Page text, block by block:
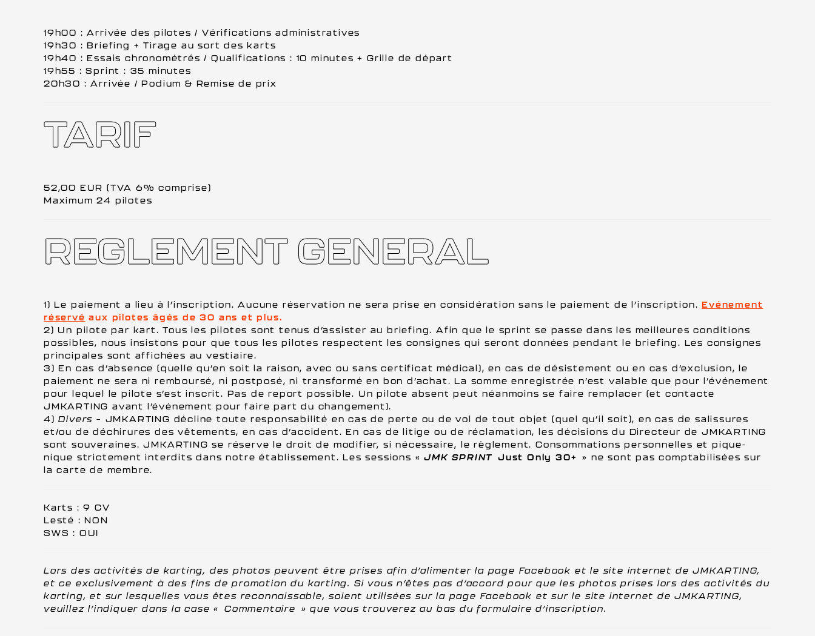
19h00 : Arrivée des pilotes / Vérifications administratives
19h30 : Briefing + Tirage au sort des karts
19h40 : Essais chronométrés / Qualifications : 10 minutes + Grille de départ
19h55 : Sprint : 35 minutes
20h30 : Arrivée / Podium & Remise de prix
TARIF
52,00 EUR (TVA 6% comprise)
Maximum 24 pilotes
REGLEMENT GENERAL
1) Le paiement a lieu à l’inscription. Aucune réservation ne sera prise en considération sans le paiement de l’inscription.Evénement
réservé aux pilotes âgés de 30 ans et plus.
2) Un pilote par kart. Tous les pilotes sont tenus d’assister au briefing. Afin que le sprint se passe dans les meilleures conditions
possibles, nous insistons pour que tous les pilotes respectent les consignes qui seront données pendant le briefing. Les consignes
principales sont affichées au vestiaire.
3) En cas d’absence (quelle qu’en soit la raison, avec ou sans certificat médical), en cas de désistement ou en cas d’exclusion, le
paiement ne sera ni remboursé, ni postposé, ni transformé en bon d’achat. La somme enregistrée n’est valable que pour l’événement
pour lequel le pilote s’est inscrit. Pas de report possible. Un pilote absent peut néanmoins se faire remplacer (et contacte
JMKARTING avant l’événement pour faire part du changement).
4)Divers – JMKARTING décline toute responsabilité en cas de perte ou de vol de tout objet (quel qu’il soit), en cas de salissures
et/ou de déchirures des vêtements, en cas d’accident. En cas de litige ou de réclamation, les décisions du Directeur de JMKARTING
sont souveraines. JMKARTING se réserve le droit de modifier, si nécessaire, le règlement. Consommations personnelles et pique-
nique strictement interdits dans notre établissement. Les sessions «JMK SPRINT Just Only 30+
» ne sont pas comptabilisées sur
la carte de membre.
Karts : 9 CV
Lesté : NON
SWS : OUI
Lors des activités de karting, des photos peuvent être prises afin d’alimenter la page Facebook et le site internet de JMKARTING,
et ce exclusivement à des fins de promotion du karting. Si vous n’êtes pas d’accord pour que les photos prises lors des activités du
karting, et sur lesquelles vous êtes reconnaissable, soient utilisées sur la page Facebook et sur le site internet de JMKARTING,
veuillez l’indiquer dans la case « Commentaire » que vous trouverez au bas du formulaire d’inscription.